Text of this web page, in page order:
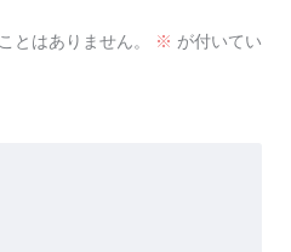
とはありません。 ※ が付いてい